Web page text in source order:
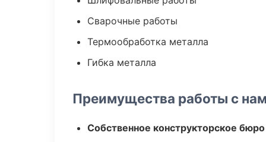
Сварочные работы
Термообработка металла
Гибка металла
Преимущества работы с
Собственное конструкторское бюро